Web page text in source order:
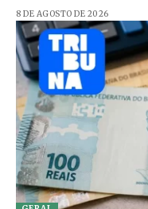
8 DE AGOSTO DE 2026